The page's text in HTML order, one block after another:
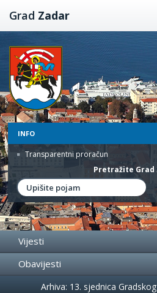
Preskoči
na
Grad Zadar
INFO
Transparentni proračun
Pretražite Grad
Vijesti
Obavijesti
Događanja
Arhiva: 13. sjednica